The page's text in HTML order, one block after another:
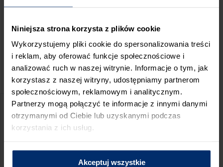
Niniejsza strona korzysta z plików cookie
Wykorzystujemy pliki cookie do spersonalizowania treści
i reklam, aby oferować funkcje społecznościowe i
analizować ruch w naszej witrynie. Informacje o tym, jak
korzystasz z naszej witryny, udostępniamy partnerom
społecznościowym, reklamowym i analitycznym.
Partnerzy mogą połączyć te informacje z innymi danymi
otrzymanymi od Ciebie lub uzyskanymi podczas
korzystania z ich usług.
Akceptuj wszystkie
DRUKUJ MAPKĘ DOJAZDU
ZGŁOŚ BŁĄD
PRZED WIZYTĄ W SKLEPIE POLECAMY: